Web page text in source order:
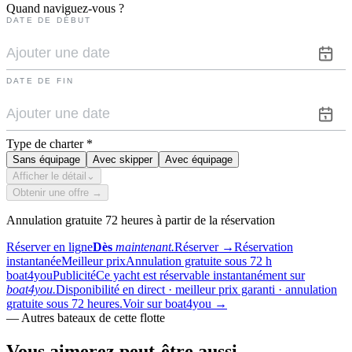
Quand naviguez-vous ?
DATE DE DÉBUT
DATE DE FIN
Type de charter *
Sans équipage Avec skipper
Avec équipage
Afficher le détail ⌄
Obtenir une offre →
Annulation gratuite 72 heures à partir de la réservation
Réserver en ligneDès maintenant.Réserver →Réservation
instantanéeMeilleur prixAnnulation gratuite sous 72 h
boat4youPublicitéCe yacht est réservable instantanément sur
boat4you.Disponibilité en direct · meilleur prix garanti · annulation
gratuite sous 72 heures.Voir sur boat4you →
— Autres bateaux de cette flotte